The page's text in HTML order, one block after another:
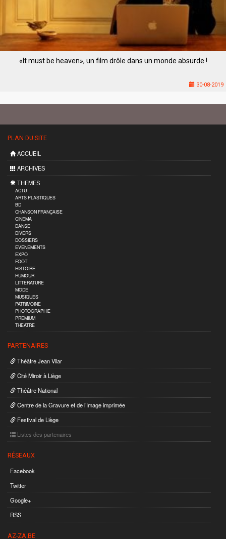
«It must be heaven», un film drôle dans un monde absurde !
30-08-2019
PLAN DU SITE
ACCUEIL
ARCHIVES
THEMES
ACTU
ARTS PLASTIQUES
BD
CHANSON FRANÇAISE
CINEMA
DANSE
DIVERS
DOSSIERS
EVENEMENTS
EXPO
FOOT
HISTOIRE
HUMOUR
LITTERATURE
MODE
MUSIQUES
PATRIMOINE
PHOTOGRAPHIE
PREMIUM
THEATRE
PARTENAIRES
Théâtre Jean Vilar
Cité Miroir à Liège
Théâtre National
Centre de la Gravure et de l’Image imprimée
Festival de Liège
Listes des partenaires
RÉSEAUX
Facebook
Twitter
Google+
RSS
AZ-ZA.BE